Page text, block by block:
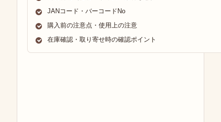
JANコード・バーコードNo
購入前の注意点・使用上の注意
在庫確認・取り寄せ時の確認ポイント